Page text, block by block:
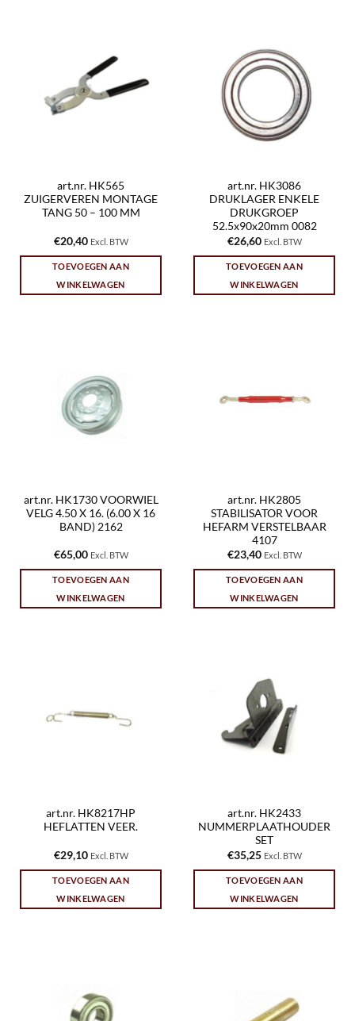
art.nr. HK565
ZUIGERVEREN MONTAGE
TANG 50 – 100 MM
€20,40 Excl. BTW
TOEVOEGEN AAN
WINKELWAGEN
art.nr. HK3086
DRUKLAGER ENKELE
DRUKGROEP
52.5x90x20mm 0082
€26,60 Excl. BTW
TOEVOEGEN AAN
WINKELWAGEN
art.nr. HK1730 VOORWIEL
VELG 4.50 X 16. (6.00 X 16
BAND) 2162
€65,00 Excl. BTW
TOEVOEGEN AAN
WINKELWAGEN
art.nr. HK2805
STABILISATOR VOOR
HEFARM VERSTELBAAR
4107
€23,40 Excl. BTW
TOEVOEGEN AAN
WINKELWAGEN
art.nr. HK8217HP
HEFLATTEN VEER.
€29,10 Excl. BTW
TOEVOEGEN AAN
WINKELWAGEN
art.nr. HK2433
NUMMERPLAATHOUDER
SET
€35,25 Excl. BTW
TOEVOEGEN AAN
WINKELWAGEN